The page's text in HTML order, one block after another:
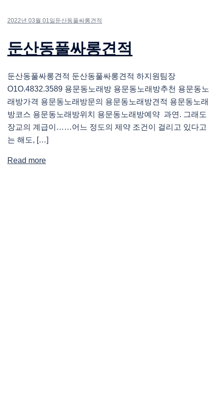
2022년 03월 01일 둔산동풀싸롱견적
둔산동풀싸롱견적
둔산동풀싸롱견적 둔산동풀싸롱견적 하지원팀장
O1O.4832.3589 용문동노래방 용문동노래방추천 용문동노
래방가격 용문동노래방문의 용문동노래방견적 용문동노래
방코스 용문동노래방위치 용문동노래방예약 과연. 그래도
장교의 계급이……어느 정도의 제약 조건이 걸리고 있다고
는 해도, […]
Read more